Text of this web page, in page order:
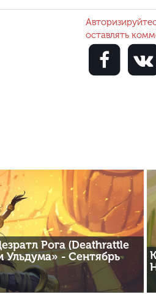
оставлять
Рога (Deathrattle
Ульдума» - Сентябрь